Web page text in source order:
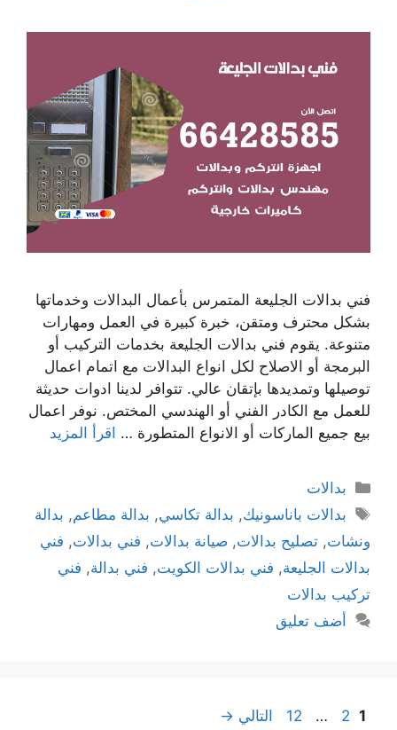
فني بدالات الجليعة المتمرس بأعمال البدالات وخدماتها
بشكل محترف ومتقن، خبرة كبيرة في العمل ومهارات
متنوعة. يقوم فني بدالات الجليعة بخدمات التركيب أو
البرمجة أو الاصلاح لكل انواع البدالات مع اتمام اعمال
توصيلها وتمديدها بإتقان عالي. تتوافر لدينا ادوات حديثة
للعمل مع الكادر الفني أو الهندسي المختص. نوفر اعمال
بيع جميع الماركات أو الانواع المتطورة … اقرأ المزيد
بدالات
بدالات باناسونيك, بدالة تكاسي, بدالة مطاعم, بدالة
ونشات, تصليح بدالات, صيانة بدالات, فني بدالات, فني
بدالات الجليعة, فني بدالات الكويت, فني بدالة, فني
تركيب بدالات
أضف تعليق
1
2
…
12 التالي →